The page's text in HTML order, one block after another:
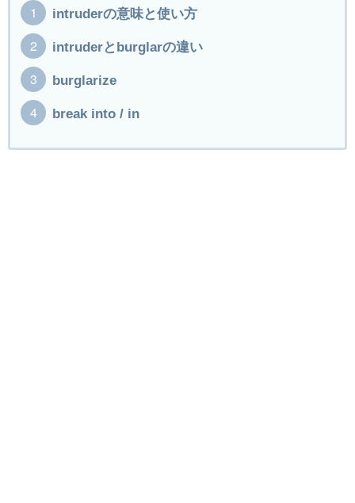
intruderの意味と使い方
intruderとburglarの違い
burglarize
break into / in